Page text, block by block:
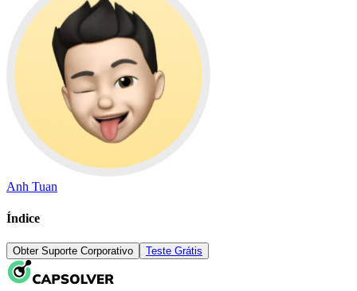
Anh Tuan
Índice
Obter Suporte Corporativo Teste Grátis